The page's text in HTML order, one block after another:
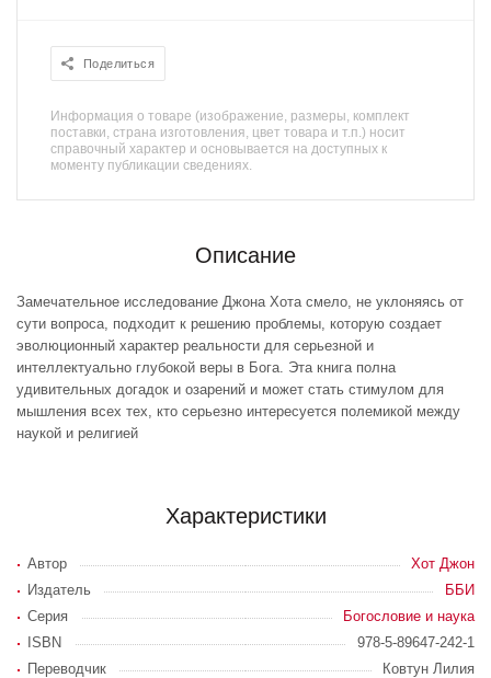
Поделиться
Информация о товаре (изображение, размеры, комплект
поставки, страна изготовления, цвет товара и т.п.) носит
справочный характер и основывается на доступных к
моменту публикации сведениях.
Описание
Замечательное исследование Джона Хота смело, не уклоняясь от
сути вопроса, подходит к решению проблемы, которую создает
эволюционный характер реальности для серьезной и
интеллектуально глубокой веры в Бога. Эта книга полна
удивительных догадок и озарений и может стать стимулом для
мышления всех тех, кто серьезно интересуется полемикой между
наукой и религией
Характеристики
Автор
Хот Джон
Издатель
ББИ
Серия
Богословие и наука
ISBN
978-5-89647-242-1
Переводчик
Ковтун Лилия